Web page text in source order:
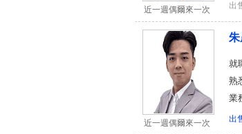
近一週偶爾來一次 出
近一週偶爾來一次
朱
就
熟
業
出